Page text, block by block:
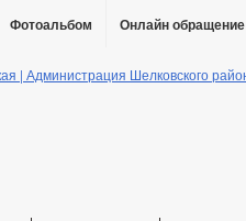
Фотоальбом Онлайн обращение